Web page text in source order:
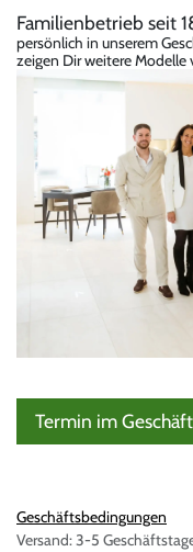
Familienbetrieb seit
persönlich in unserem
zeigen Dir weitere Modelle
Termin im
Geschäftsbedingungen
Versand: 3-5